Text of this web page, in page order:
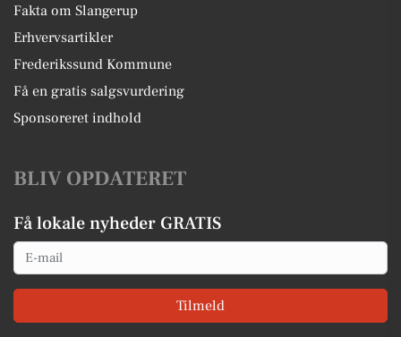
Fakta om Slangerup
Erhvervsartikler
Frederikssund Kommune
Få en gratis salgsvurdering
Sponsoreret indhold
BLIV OPDATERET
Få lokale nyheder GRATIS
Email
Tilmeld